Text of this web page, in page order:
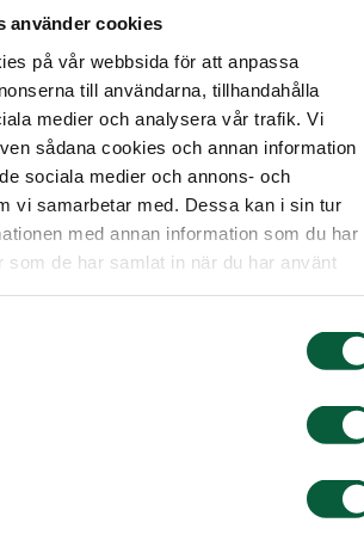
använder cookies
på vår webbsida för att anpassa
till användarna, tillhandahålla
medier och analysera vår trafik. Vi
sådana cookies och annan information
sociala medier och annons- och
vi samarbetar med. Dessa kan i sin tur
med annan information som du har
som de har samlat in när du har använt
L601c
klassisk rektangulär form
hög